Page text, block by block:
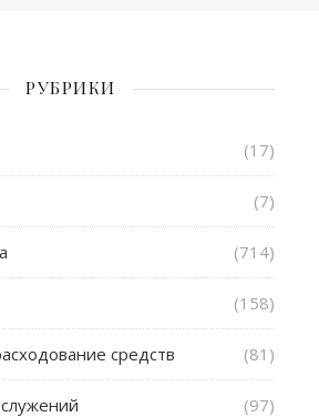
РУБРИКИ
(17)
(7)
(714)
(158)
средств (81)
(97)